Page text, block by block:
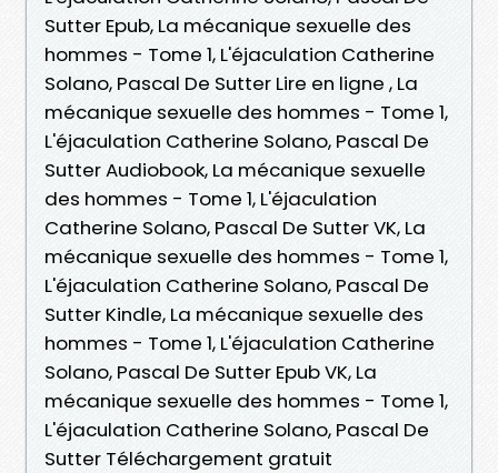
Sutter Epub, La mécanique sexuelle des
hommes - Tome 1, L'éjaculation Catherine
Solano, Pascal De Sutter Lire en ligne , La
mécanique sexuelle des hommes - Tome 1,
L'éjaculation Catherine Solano, Pascal De
Sutter Audiobook, La mécanique sexuelle
des hommes - Tome 1, L'éjaculation
Catherine Solano, Pascal De Sutter VK, La
mécanique sexuelle des hommes - Tome 1,
L'éjaculation Catherine Solano, Pascal De
Sutter Kindle, La mécanique sexuelle des
hommes - Tome 1, L'éjaculation Catherine
Solano, Pascal De Sutter Epub VK, La
mécanique sexuelle des hommes - Tome 1,
L'éjaculation Catherine Solano, Pascal De
Sutter Téléchargement gratuit